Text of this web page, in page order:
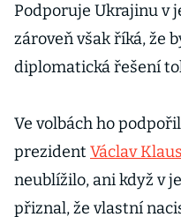
Podporuje Ukrajinu v
zároveň však říká, že
diplomatická řešení
Ve volbách ho
prezident Václav Klaus
neublížilo, ani když v
přiznal, že vlastní